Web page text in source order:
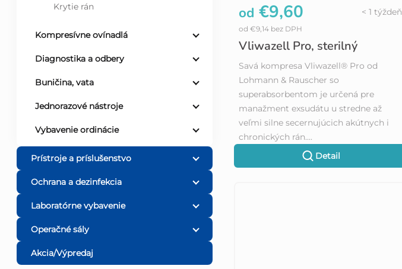
Krytie rán
Kompresívne ovínadlá
Diagnostika a odbery
Buničina, vata
Jednorazové nástroje
Vybavenie ordinácie
Prístroje a príslušenstvo
Ochrana a dezinfekcia
Laboratórne vybavenie
Operačné sály
Akcia/Výpredaj
r
o
d
u
k
t
Vliwazell Pro, sterilný
< 1 týždeň
od €9,14 bez DPH
od €9,60
Detail
Savá kompresa Vliwazell® Pro od
Lohmann & Rauscher so
superabsorbentom je určená pre
manažment exsudátu u stredne až
veľmi silne secernujúcich akútnych i
chronických rán....